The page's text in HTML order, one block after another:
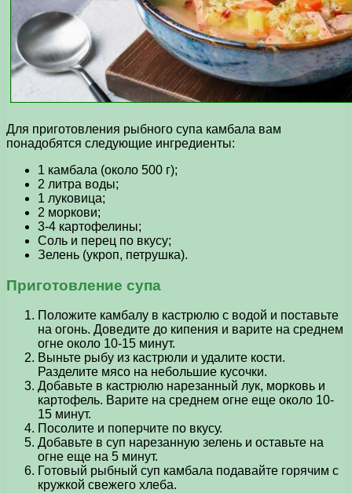
Для приготовления рыбного супа камбала вам
понадобятся следующие ингредиенты:
1 камбала (около 500 г);
2 литра воды;
1 луковица;
2 моркови;
3-4 картофелины;
Соль и перец по вкусу;
Зелень (укроп, петрушка).
Приготовление супа
Положите камбалу в кастрюлю с водой и поставьте
на огонь. Доведите до кипения и варите на среднем
огне около 10-15 минут.
Выньте рыбу из кастрюли и удалите кости.
Разделите мясо на небольшие кусочки.
Добавьте в кастрюлю нарезанный лук, морковь и
картофель. Варите на среднем огне еще около 10-
15 минут.
Посолите и поперчите по вкусу.
Добавьте в суп нарезанную зелень и оставьте на
огне еще на 5 минут.
Готовый рыбный суп камбала подавайте горячим с
кружкой свежего хлеба.